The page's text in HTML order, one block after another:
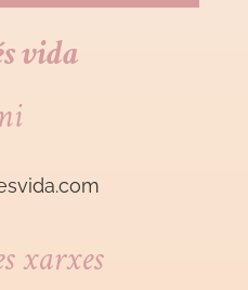
vida
.com
xarxes